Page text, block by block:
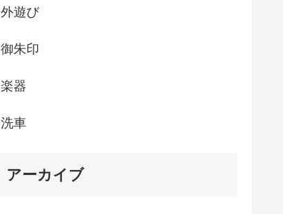
外遊び
御朱印
楽器
洗車
アーカイブ